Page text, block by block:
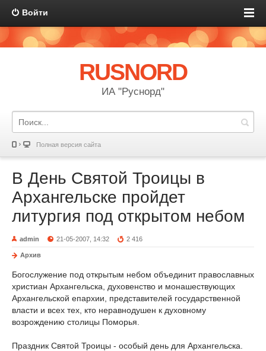
Войти
RUSNORD
ИА "Руснорд"
Полная версия сайта
В День Святой Троицы в
Архангельске пройдет
литургия под открытом небом
admin 21-05-2007, 14:32 2 416
Архив
Богослужение под открытым небом объединит православных
христиан Архангельска, духовенство и монашествующих
Архангельской епархии, представителей государственной
власти и всех тех, кто неравнодушен к духовному
возрождению столицы Поморья.
Праздник Святой Троицы - особый день для Архангельска.